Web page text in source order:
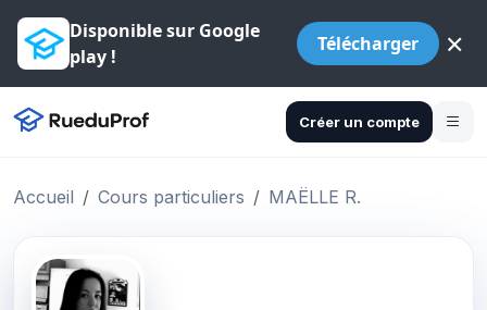
Disponible sur Google
play !
Télécharger ×
Créer un compte
Accueil Cours particuliers MAËLLE R.